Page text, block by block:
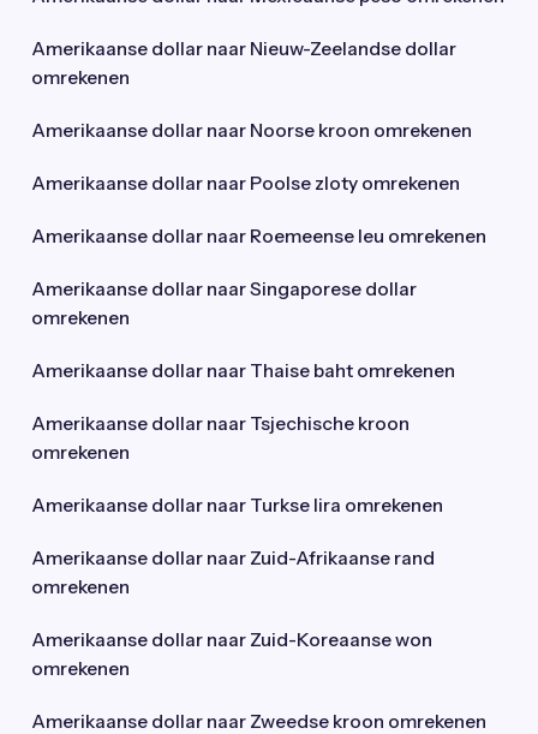
Amerikaanse dollar naar Nieuw-Zeelandse dollar
omrekenen
Amerikaanse dollar naar Noorse kroon omrekenen
Amerikaanse dollar naar Poolse zloty omrekenen
Amerikaanse dollar naar Roemeense leu omrekenen
Amerikaanse dollar naar Singaporese dollar
omrekenen
Amerikaanse dollar naar Thaise baht omrekenen
Amerikaanse dollar naar Tsjechische kroon
omrekenen
Amerikaanse dollar naar Turkse lira omrekenen
Amerikaanse dollar naar Zuid-Afrikaanse rand
omrekenen
Amerikaanse dollar naar Zuid-Koreaanse won
omrekenen
Amerikaanse dollar naar Zweedse kroon omrekenen